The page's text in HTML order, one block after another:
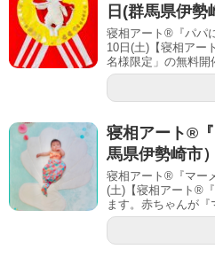
日(群馬県伊勢
寝相アート®『パパ
10日(土)【寝相アー
名様限定」の無料開
寝相アート®︎
馬県伊勢崎市
寝相アート®『マー
(土)【寝相アート®︎
ます。赤ちゃんが『